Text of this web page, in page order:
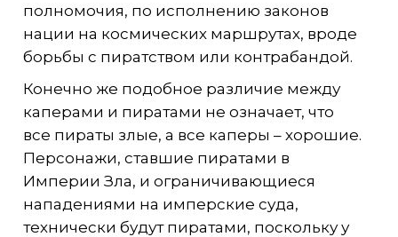
полномочия, по исполнению законов
нации на космических маршрутах, вроде
борьбы с пиратством или контрабандой.
Конечно же подобное различие между
каперами и пиратами не означает, что
все пираты злые, а все каперы – хорошие.
Персонажи, ставшие пиратами в
Империи Зла, и ограничивающиеся
нападениями на имперские суда,
технически будут пиратами, поскольку у